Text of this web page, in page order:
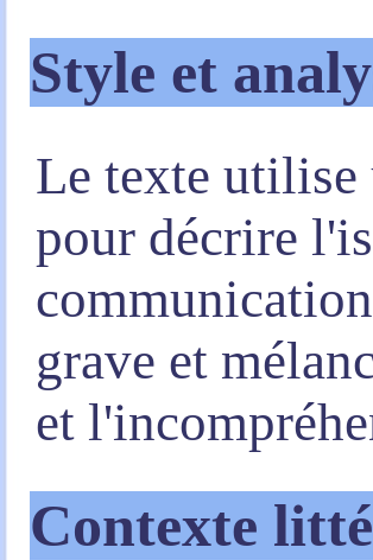
Style et
Le texte
pour décrire
grave et
et
Contexte